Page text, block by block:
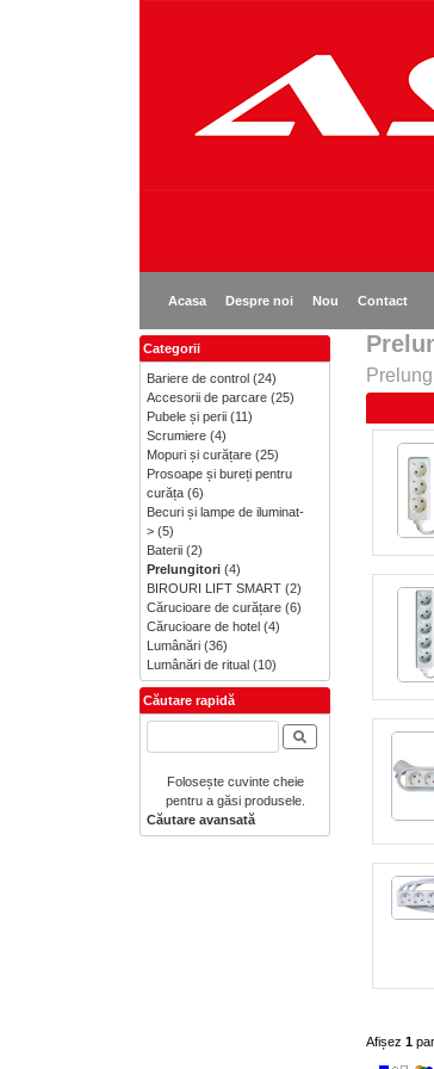
Acasa Despre noi Nou Contact
Afișez 1
Categorii
Bariere de control (24)
Accesorii de parcare (25)
Pubele și perii (11)
Scrumiere (4)
Mopuri și curățare (25)
Prosoape și bureți pentru
curăța (6)
Becuri și lampe de iluminat-
> (5)
Baterii (2)
Prelungitori (4)
BIROURI LIFT SMART (2)
Cărucioare de curățare (6)
Cărucioare de hotel (4)
Lumânări (36)
Lumânări de ritual (10)
Căutare rapidă
Folosește cuvinte cheie
pentru a găsi produsele.
Căutare avansată